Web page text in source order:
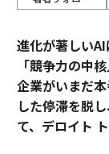
進化が著しいAI
「競争力の中
企業がいまだ
した停滞を脱
て、デロイト